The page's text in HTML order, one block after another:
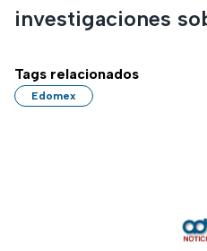
investigaciones
Tags relacionados
Edomex